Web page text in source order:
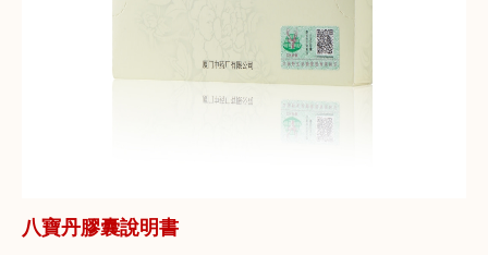
八寶丹膠囊說明書